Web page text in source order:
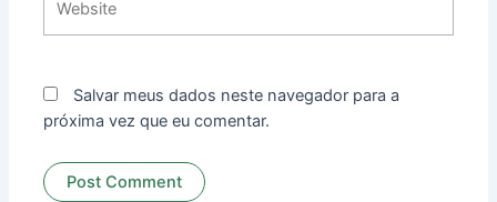
Salvar meus dados neste navegador para a
próxima vez que eu comentar.